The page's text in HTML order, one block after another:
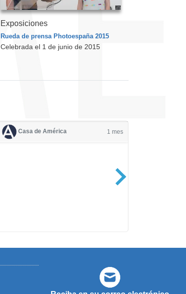
Exposiciones
Rueda de prensa Photoespaña 2015
Celebrada el 1 de junio de 2015
Casa de América 1 mes